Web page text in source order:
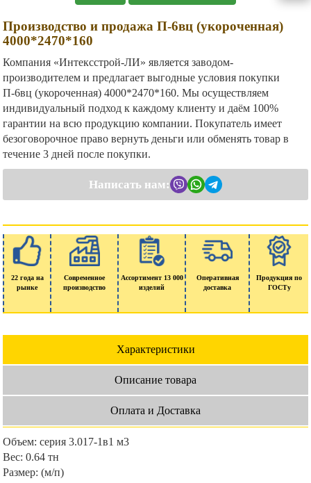
Производство и продажа П-6вц (укороченная)
4000*2470*160
Компания «Интексстрой-ЛИ» является заводом-
производителем и предлагает выгодные условия покупки
П-6вц (укороченная) 4000*2470*160. Мы осуществляем
индивидуальный подход к каждому клиенту и даём 100%
гарантии на всю продукцию компании. Покупатель имеет
безоговорочное право вернуть деньги или обменять товар в
течение 3 дней после покупки.
Написать нам:
22 года на
рынке
Современное
производство
Ассортимент 13 000
изделий
Оперативная
доставка
Продукция по
ГОСТу
Характеристики
Описание товара
Оплата и Доставка
Объем: серия 3.017-1в1 м3
Вес: 0.64 тн
Размер: (м/п)